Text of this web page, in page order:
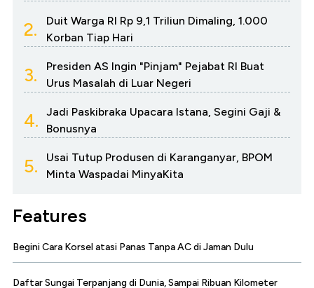
2.
Duit Warga RI Rp 9,1 Triliun Dimaling, 1.000
Korban Tiap Hari
3.
Presiden AS Ingin "Pinjam" Pejabat RI Buat
Urus Masalah di Luar Negeri
4.
Jadi Paskibraka Upacara Istana, Segini Gaji &
Bonusnya
5.
Usai Tutup Produsen di Karanganyar, BPOM
Minta Waspadai MinyaKita
Features
Begini Cara Korsel atasi Panas Tanpa AC di Jaman Dulu
Daftar Sungai Terpanjang di Dunia, Sampai Ribuan Kilometer